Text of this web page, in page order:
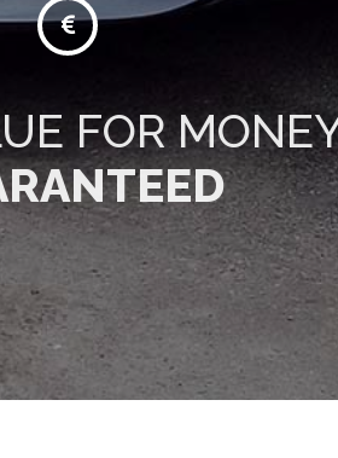
FOR